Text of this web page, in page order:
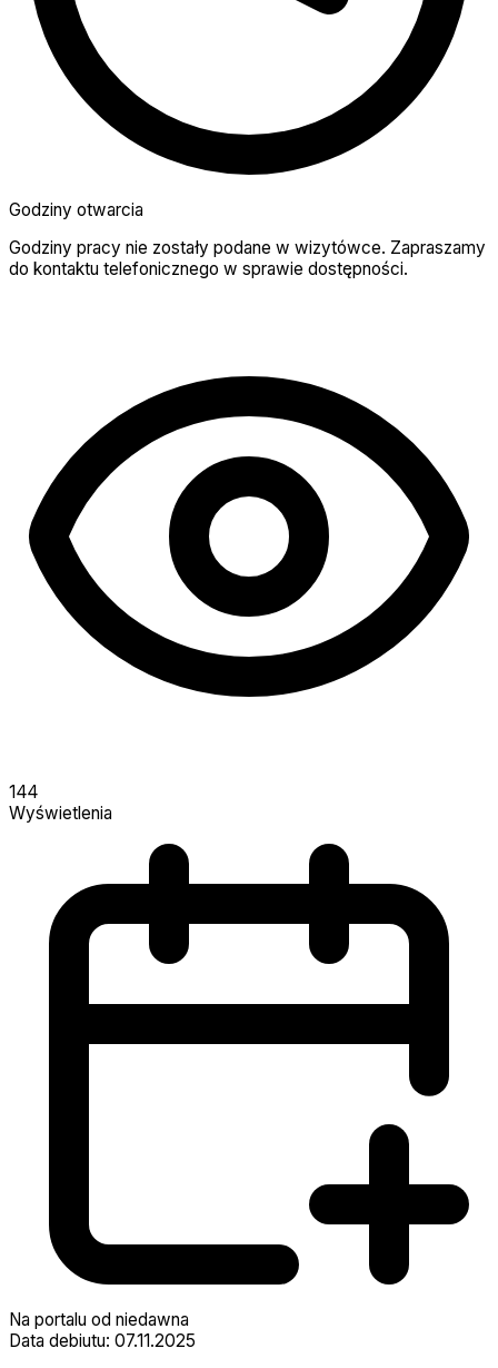
Godziny otwarcia
Godziny pracy nie zostały podane w wizytówce. Zapraszamy
do kontaktu telefonicznego w sprawie dostępności.
144
Wyświetlenia
Na portalu od niedawna
Data debiutu: 07.11.2025